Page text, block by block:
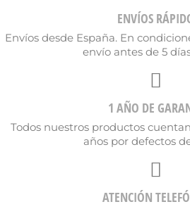
ENVÍOS
Envíos desde España. En
envío antes de 5
1 AÑO DE
Todos nuestros productos
años por defectos
ATENCIÓN